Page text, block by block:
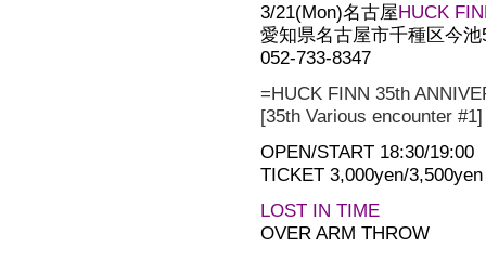
3/21(Mon)名古屋HUCK
愛知県名古屋市千種区今
052-733-8347
=HUCK FINN 35th
[35th Various encounter #1]
OPEN/START 18:30/19:00
TICKET 3,000yen/3,500yen
LOST IN TIME
OVER ARM THROW